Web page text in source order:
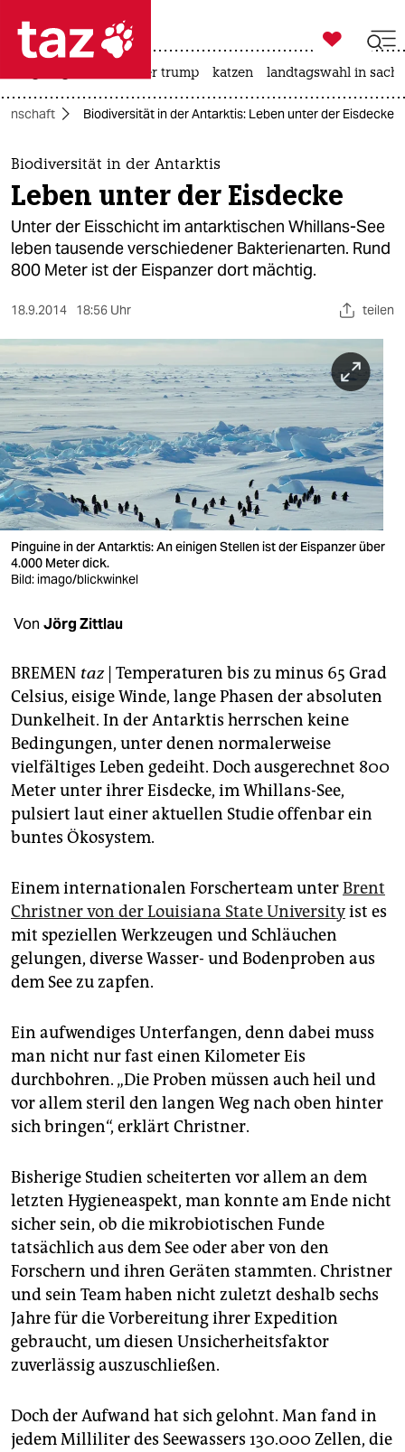
 taz zahl ich
taz zahl ich
themen
politik
öko
sport
berlin
nord
wahrheit
verlag
verlag
shop
fragen & hilfe
unterstützen
abo
genossenschaft
epaper login

taz zahl ich
usa unter trump katzen landtagswahl in
Biodiversität in der Antarktis: Leben unter der Eisdecke
Biodiversität in der Antarktis
Leben unter der Eisdecke
Unter der Eisschicht im antarktischen Whillans-See
leben tausende verschiedener Bakterienarten. Rund
800 Meter ist der Eispanzer dort mächtig.
18.9.2014 18:56 Uhr teilen
Pinguine in der Antarktis: An einigen Stellen ist der Eispanzer über
4.000 Meter dick.
Bild: imago/blickwinkel
Von Jörg Zittlau
BREMEN taz| Temperaturen bis zu minus 65 Grad
Celsius, eisige Winde, lange Phasen der absoluten
Dunkelheit. In der Antarktis herrschen keine
Bedingungen, unter denen normalerweise
vielfältiges Leben gedeiht. Doch ausgerechnet 800
Meter unter ihrer Eisdecke, im Whillans-See,
pulsiert laut einer aktuellen Studie offenbar ein
buntes Ökosystem.
Einem internationalen Forscherteam unterBrent
Christner von der Louisiana State Universityist es
mit speziellen Werkzeugen und Schläuchen
gelungen, diverse Wasser- und Bodenproben aus
dem See zu zapfen.
Ein aufwendiges Unterfangen, denn dabei muss
man nicht nur fast einen Kilometer Eis
durchbohren. „Die Proben müssen auch heil und
vor allem steril den langen Weg nach oben hinter
sich bringen“, erklärt Christner.
Bisherige Studien scheiterten vor allem an dem
letzten Hygieneaspekt, man konnte am Ende nicht
sicher sein, ob die mikrobiotischen Funde
tatsächlich aus dem See oder aber von den
Forschern und ihren Geräten stammten. Christner
und sein Team haben nicht zuletzt deshalb sechs
Jahre für die Vorbereitung ihrer Expedition
gebraucht, um diesen Unsicherheitsfaktor
zuverlässig auszuschließen.
Doch der Aufwand hat sich gelohnt. Man fand in
jedem Milliliter des Seewassers 130.000 Zellen, die